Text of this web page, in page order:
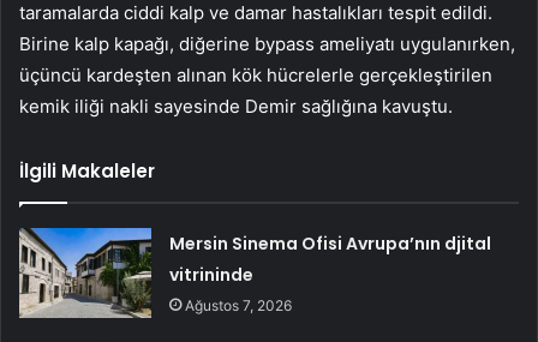
taramalarda ciddi kalp ve damar hastalıkları tespit edildi.
Birine kalp kapağı, diğerine bypass ameliyatı uygulanırken,
üçüncü kardeşten alınan kök hücrelerle gerçekleştirilen
kemik iliği nakli sayesinde Demir sağlığına kavuştu.
İlgili Makaleler
Mersin Sinema Ofisi Avrupa’nın djital
vitrininde
Ağustos 7, 2026